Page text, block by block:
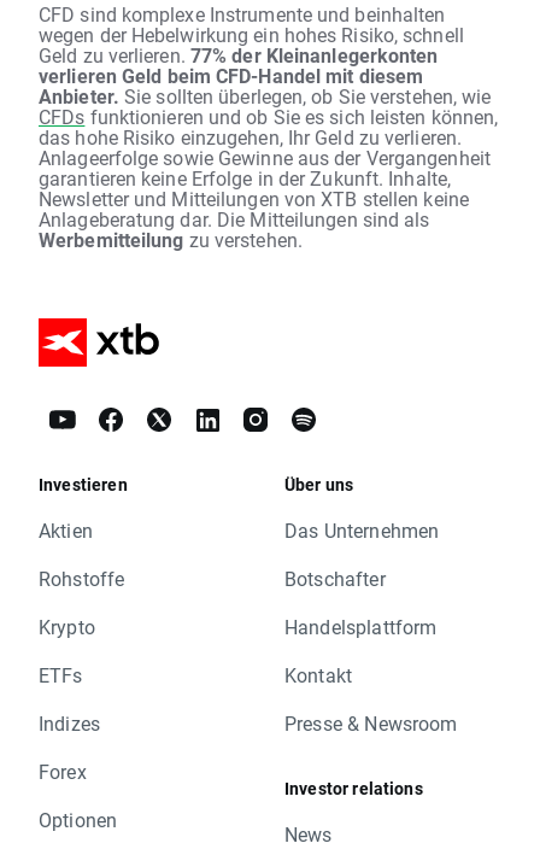
CFD sind komplexe Instrumente und beinhalten
wegen der Hebelwirkung ein hohes Risiko, schnell
Geld zu verlieren. 77% der Kleinanlegerkonten
verlieren Geld beim CFD-Handel mit diesem
Anbieter. Sie sollten überlegen, ob Sie verstehen, wie
CFDs funktionieren und ob Sie es sich leisten können,
das hohe Risiko einzugehen, Ihr Geld zu verlieren.
Anlageerfolge sowie Gewinne aus der Vergangenheit
garantieren keine Erfolge in der Zukunft. Inhalte,
Newsletter und Mitteilungen von XTB stellen keine
Anlageberatung dar. Die Mitteilungen sind als
Werbemitteilung zu verstehen.
Investieren
Aktien
Rohstoffe
Krypto
ETFs
Indizes
Forex
Optionen
Über uns
Das Unternehmen
Botschafter
Handelsplattform
Kontakt
Presse & Newsroom
Investor relations
News